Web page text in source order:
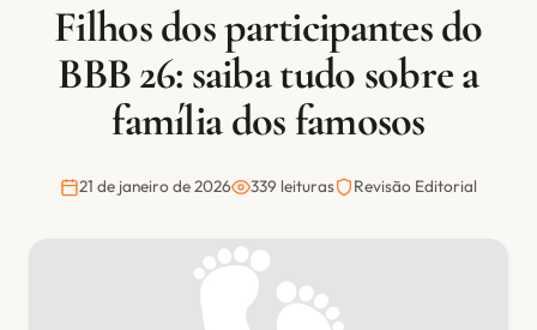
Filhos dos participantes do
BBB 26: saiba tudo sobre a
família dos famosos
21 de janeiro de 2026 339 leituras Revisão Editorial